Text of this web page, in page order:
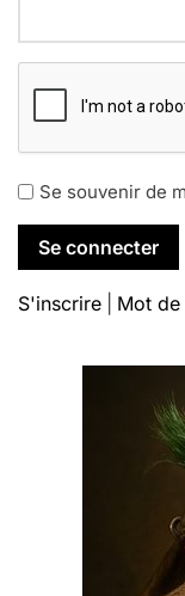
Se souvenir de
S'inscrire Mot de